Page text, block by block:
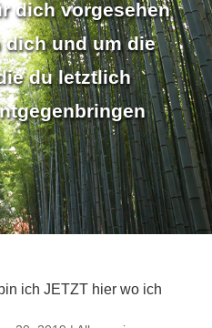
dich vorgesehen
dich und um die
du letztlich
ich JETZT hier wo ich